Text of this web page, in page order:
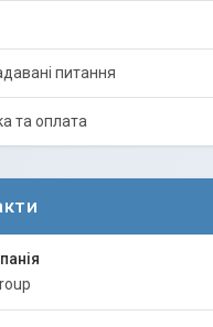
питання
та оплата